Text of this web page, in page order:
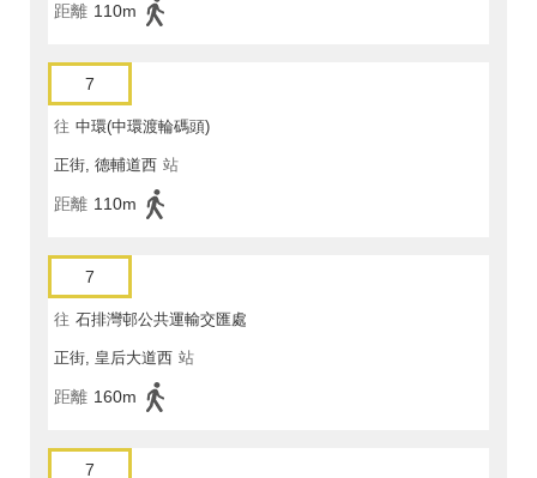
距離 110m
7
往 中環(中環渡輪碼頭)
正街, 德輔道西 站
距離 110m
7
往 石排灣邨公共運輸交匯處
正街, 皇后大道西 站
距離 160m
7